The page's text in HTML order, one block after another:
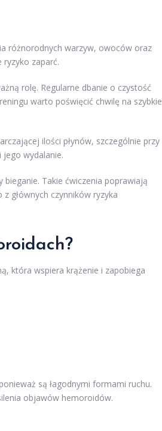
różnorodnych warzyw, owoców oraz
ryzyko zaparć.
rolę. Regularne dbanie o czystość
warto poświęcić chwilę na szybkie
ilości płynów, szczególnie przy
jego wydalanie.
bieganie. Takie ćwiczenia poprawiają
głównych czynników ryzyka
która wspiera krążenie i zapobiega
są łagodnymi formami ruchu.
objawów hemoroidów.